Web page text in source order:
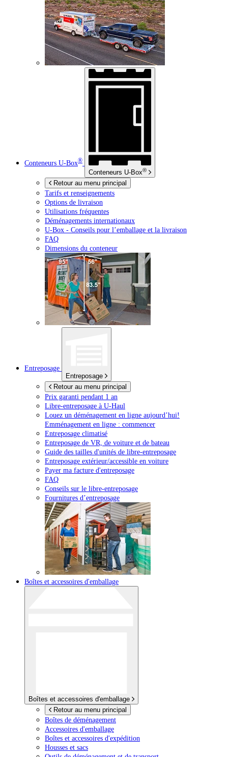
Conteneurs U-Box®
Conteneurs U-Box®
Retour au menu principal
Tarifs et renseignements
Options de livraison
Utilisations fréquentes
Déménagements internationaux
U-Box - Conseils pour l’emballage et la livraison
FAQ
Dimensions du conteneur
Entreposage
Entreposage
Retour au menu principal
Prix garanti pendant 1 an
Libre-entreposage à U-Haul
Louez un déménagement en ligne aujourd’hui!
Emménagement en ligne : commencer
Entreposage climatisé
Entreposage de VR, de voiture et de bateau
Guide des tailles d'unités de libre-entreposage
Entreposage extérieur/accessible en voiture
Payer ma facture d'entreposage
FAQ
Conseils sur le libre-entreposage
Fournitures d’entreposage
Boîtes et accessoires d'emballage
Boîtes et accessoires d'emballage
Retour au menu principal
Boîtes de déménagement
Accessoires d'emballage
Boîtes et accessoires d'expédition
Housses et sacs